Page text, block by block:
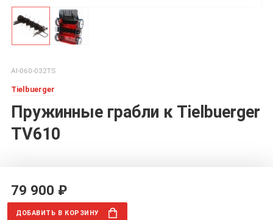
AI-060-032TS
Tielbuerger
Пружинные грабли к Tielbuerger
TV610
79 900 ₽
ДОБАВИТЬ В КОРЗИНУ